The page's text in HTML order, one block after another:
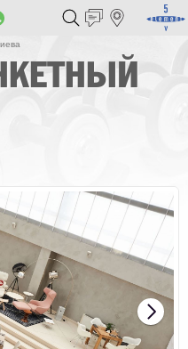
WhatsApp